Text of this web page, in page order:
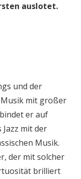
auslotet.
und der
Musik mit großer
er auf
Jazz mit der
Musik.
der mit solcher
brilliert